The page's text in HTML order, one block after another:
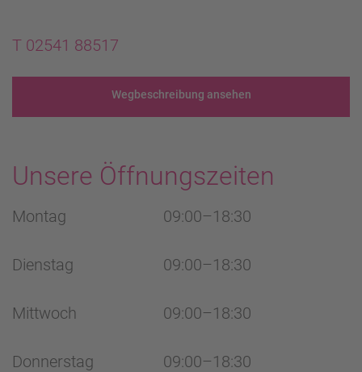
T 02541 88517
Wegbeschreibung ansehen
Unsere Öffnungszeiten
Montag 09:00–18:30
Dienstag 09:00–18:30
Mittwoch 09:00–18:30
Donnerstag 09:00–18:30